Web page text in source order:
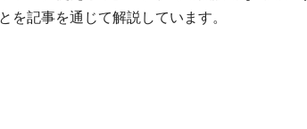
を記事を通じて解説しています。